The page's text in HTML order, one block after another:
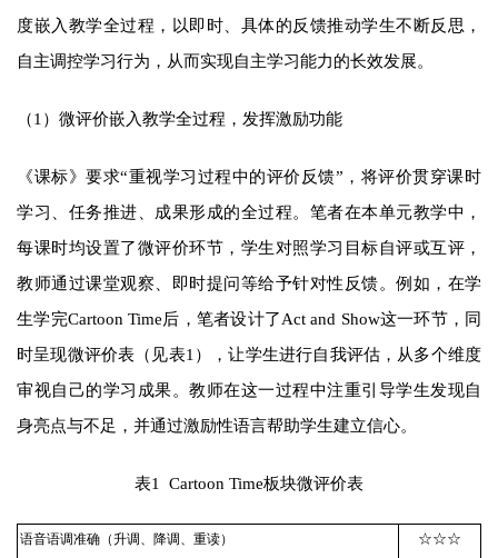
度嵌入教学全过程，以即时、具体的反馈推动学生不断反思，
自主调控学习行为，从而实现自主学习能力的长效发展。
（1）微评价嵌入教学全过程，发挥激励功能
《课标》要求“重视学习过程中的评价反馈”，将评价贯穿课时
学习、任务推进、成果形成的全过程。笔者在本单元教学中，
每课时均设置了微评价环节，学生对照学习目标自评或互评，
教师通过课堂观察、即时提问等给予针对性反馈。例如，在学
生学完Cartoon Time后，笔者设计了Act and Show这一环节，同
时呈现微评价表（见表1），让学生进行自我评估，从多个维度
审视自己的学习成果。教师在这一过程中注重引导学生发现自
身亮点与不足，并通过激励性语言帮助学生建立信心。
表1 Cartoon Time板块微评价表
语音语调准确（升调、降调、重读） ☆☆☆